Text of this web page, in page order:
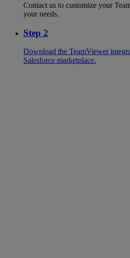
Contact us to customize your
your needs.
Step 2
Download the TeamViewer
Salesforce marketplace.